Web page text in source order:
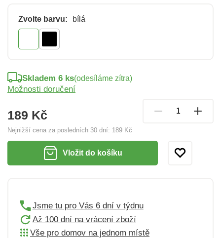
Zvolte barvu: bílá
189 Kč
Nejnižší cena za posledních 30 dní: 189 Kč
Skladem 6 ks(odesíláme zítra)
Možnosti doručení
Vložit do košíku
Jsme tu pro Vás 6 dní v týdnu
Až 100 dní na vrácení zboží
Vše pro domov na jednom místě